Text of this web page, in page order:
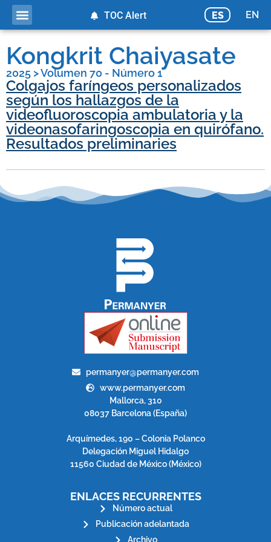
ES EN
TOC Alert
Kongkrit Chaiyasate
2025 >Volumen 70 - Número 1
Colgajos faríngeos personalizados
según los hallazgos de la
videofluoroscopia ambulatoria y la
videonasofaringoscopia en quirófano.
Resultados preliminaries
permanyer@permanyer.com
www.permanyer.com
Mallorca, 310
08037 Barcelona (España)
Arquímedes, 190 – Colonia Polanco
Delegación Miguel Hidalgo
11560 Ciudad de México (México)
ENLACES RECURRENTES
Número actual
Publicación adelantada
Archivo